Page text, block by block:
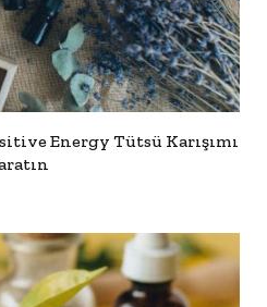
Energy Tütsü Karışımı